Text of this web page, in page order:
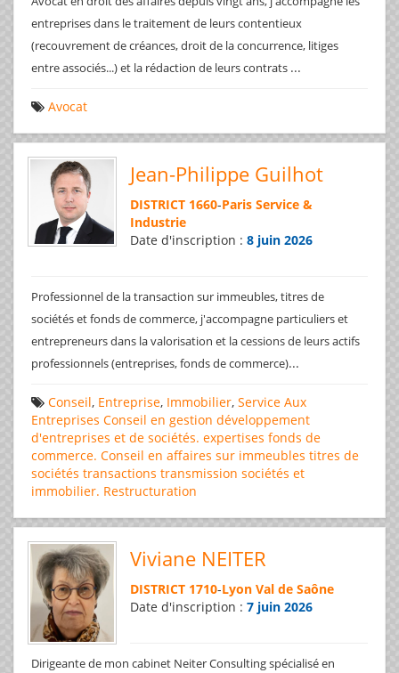
entreprises dans le traitement de leurs contentieux
(recouvrement de créances, droit de la concurrence, litiges
entre associés...) et la rédaction de leurs contrats ...
Avocat
Jean-Philippe Guilhot
DISTRICT 1660-Paris Service &
Industrie
Date d'inscription : 8 juin 2026
Professionnel de la transaction sur immeubles, titres de
sociétés et fonds de commerce, j'accompagne particuliers et
entrepreneurs dans la valorisation et la cessions de leurs actifs
professionnels (entreprises, fonds de commerce)...
Conseil, Entreprise, Immobilier, Service Aux
Entreprises Conseil en gestion développement
d'entreprises et de sociétés. expertises fonds de
commerce. Conseil en affaires sur immeubles titres de
sociétés transactions transmission sociétés et
immobilier. Restructuration
Viviane NEITER
DISTRICT 1710-Lyon Val de Saône
Date d'inscription : 7 juin 2026
Dirigeante de mon cabinet Neiter Consulting spécialisé en